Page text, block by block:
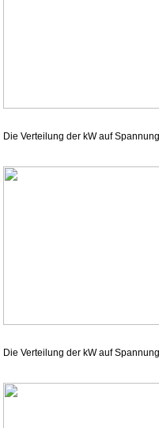
Die Verteilung der kW auf
Die Verteilung der kW auf